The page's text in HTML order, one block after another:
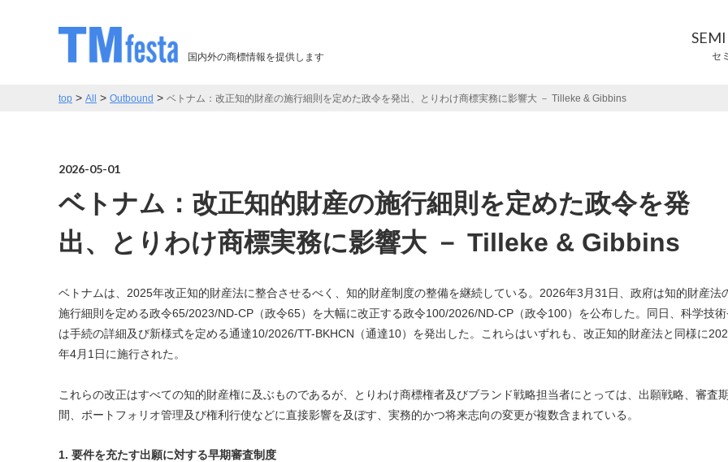
国内外の商標情報を提供します セ
top > All > Outbound > ベトナム：改正知的財産の施行細則を定めた政令を発出、とりわけ商標実務に影響大 － Tilleke & Gibbins
2026-05-01
ベトナム：改正知的財産の施行細則を定めた政令を発
出、とりわけ商標実務に影響大 － Tilleke & Gibbins
ベトナムは、2025年改正知的財産法に整合させるべく、知的財産制度の整備を継続している。2026年3月31日、政府は知的財産法
施行細則を定める政令65/2023/ND-CP（政令65）を大幅に改正する政令100/2026/ND-CP（政令100）を公布した。同日、科学技
は手続の詳細及び新様式を定める通達10/2026/TT-BKHCN（通達10）を発出した。これらはいずれも、改正知的財産法と同様に
年4月1日に施行された。
これらの改正はすべての知的財産権に及ぶものであるが、とりわけ商標権者及びブランド戦略担当者にとっては、出願戦略、審査期
間、ポートフォリオ管理及び権利行使などに直接影響を及ぼす、実務的かつ将来志向の変更が複数含まれている。
1. 要件を充たす出願に対する早期審査制度